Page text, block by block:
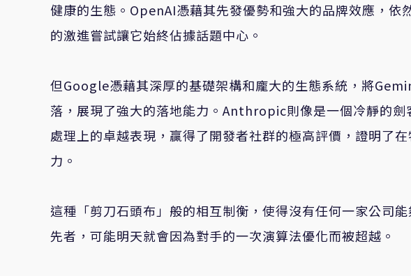
健康的生態。OpenAI憑藉其先發優勢和強大的品牌效應，依
的激進嘗試讓它始終佔據話題中心。
但Google憑藉其深厚的基礎架構和龐大的生態系統，將
落，展現了強大的落地能力。Anthropic則像是一個冷靜的
處理上的卓越表現，贏得了開發者社群的極高評價，證明了
力。
這種「剪刀石頭布」般的相互制衡，使得沒有任何一家公司
先者，可能明天就會因為對手的一次演算法優化而被超越。